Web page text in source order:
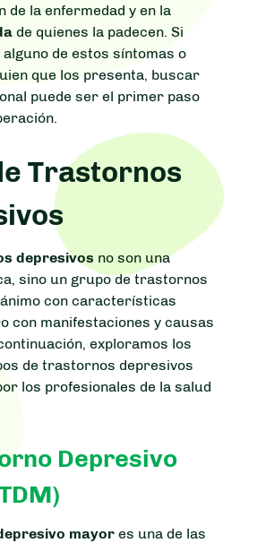
de la enfermedad y en la
de quienes la padecen. Si
de estos síntomas o
que los presenta, buscar
puede ser el primer paso
Trastornos
depresivos no son una
sino un grupo de trastornos
con características
con manifestaciones y causas
exploramos los
de trastornos depresivos
los profesionales de la salud
Depresivo
mayor es una de las